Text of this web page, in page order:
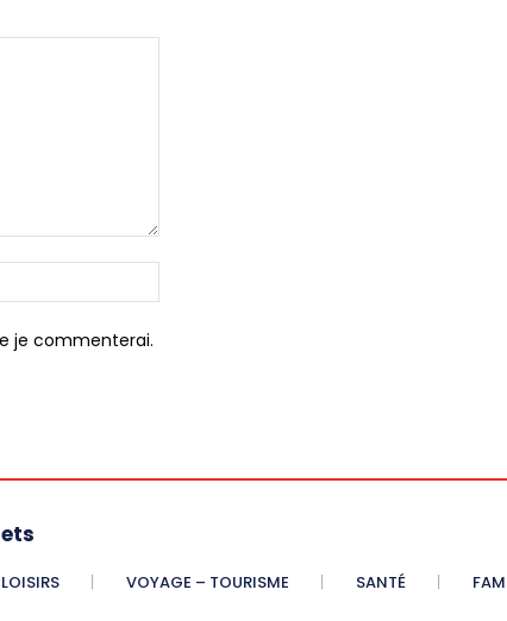
:
je commenterai.
LOISIRS VOYAGE – TOURISME SANTÉ